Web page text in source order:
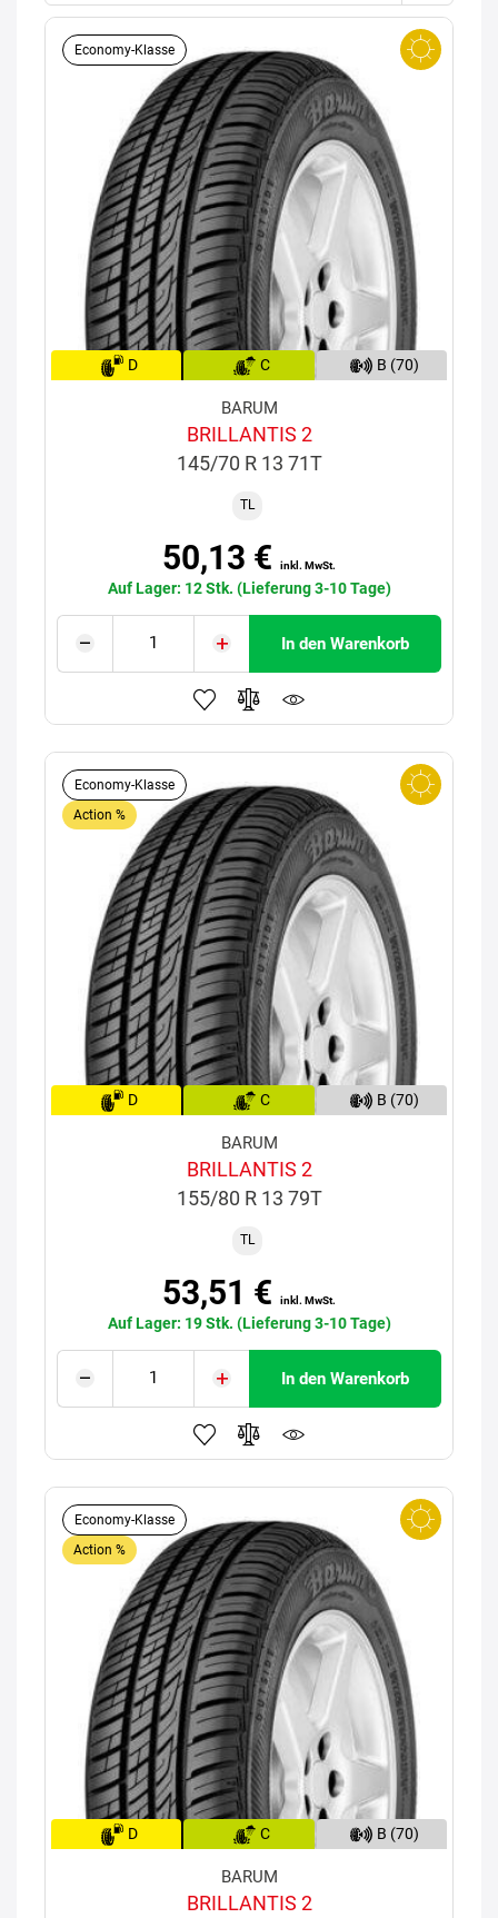
Economy-Klasse
D C B (70)
BARUM
BRILLANTIS 2
145/70 R 13 71T
TL
50,13 € inkl. MwSt.
Auf Lager: 12 Stk. (Lieferung 3-10 Tage)
In den Warenkorb
Economy-Klasse
Action %
D C B (70)
BARUM
BRILLANTIS 2
155/80 R 13 79T
TL
53,51 € inkl. MwSt.
Auf Lager: 19 Stk. (Lieferung 3-10 Tage)
In den Warenkorb
Economy-Klasse
Action %
D C B (70)
BARUM
BRILLANTIS 2